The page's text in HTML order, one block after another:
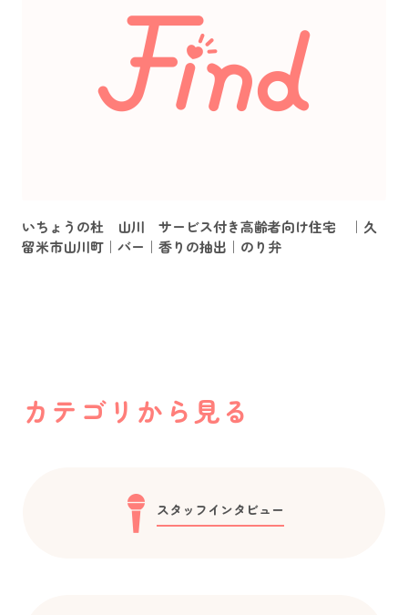
いちょうの杜 山川 サービス付き高齢者向け住宅 ｜久
留米市山川町｜バー｜香りの抽出｜のり弁
カテゴリから見る
スタッフインタビュー